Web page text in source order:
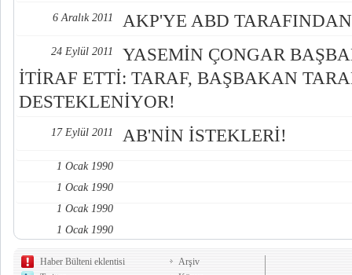
6 Aralık 2011 AKP'YE ABD
24 Eylül 2011
YASEMİN ÇONGAR
İTİRAF ETTİ: TARAF, BAŞBAKAN
DESTEKLENİYOR!
17 Eylül 2011 AB'NİN İSTEKLERİ!
1 Ocak 1990
1 Ocak 1990
1 Ocak 1990
1 Ocak 1990
Haber Bülteni eklentisi
Arşiv